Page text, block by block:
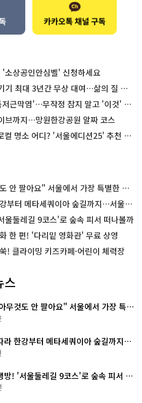
소상공인안심벨' 신청하세요
최대 3년간 무상 대여…삶의 질 높인다
막염'…무작정 참지 말고 '이것' 해보세요!
브까지…망원한강공원 알짜 코스
명소 어디? '서울에디션25' 추천 코스
아요" 서울에서 가장 특별한 편의점의 정체
메타세쿼이아 숲길까지…서울둘레길 15코스
울둘레길 9코스'로 숲속 피서 떠나볼까
한 편! '다리밑 영화관' 무료 상영
! 클라이밍 키즈카페·어린이 체력장
스
무것도 안 팔아요" 서울에서 가장 특별
라 한강부터 메타세쿼이아 숲길까지…
스
방! '서울둘레길 9코스'로 숲속 피서 떠